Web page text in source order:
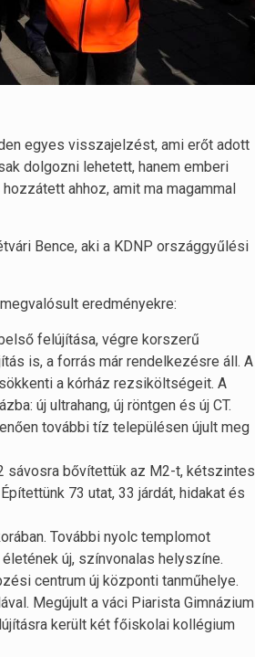
egyes visszajelzést, ami erőt adott
dolgozni lehetett, hanem emberi
ahhoz, amit ma magammal
Bence, aki a KDNP országgyűlési
eredményekre:
felújítása, végre korszerű
is, a forrás már rendelkezésre áll. A
a kórház rezsiköltségeit. A
új ultrahang, új röntgen és új CT.
további tíz településen újult meg
sávosra bővítettük az M2-t, kétszintes
73 utat, 33 járdát, hidakat és
További nyolc templomot
új, színvonalas helyszíne.
centrum új központi tanműhelye.
Megújult a váci Piarista Gimnázium
került két főiskolai kollégium